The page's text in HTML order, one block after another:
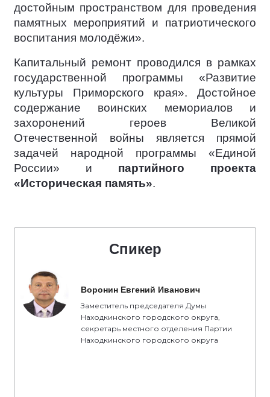
достойным пространством для проведения
памятных мероприятий и патриотического
воспитания молодёжи».
Капитальный ремонт проводился в рамках
государственной программы «Развитие
культуры Приморского края». Достойное
содержание воинских мемориалов и
захоронений героев Великой
Отечественной войны является прямой
задачей народной программы «Единой
России» и партийного проекта
«Историческая память».
Спикер
Воронин Евгений Иванович
Заместитель председателя Думы
Находкинского городского округа,
секретарь местного отделения Партии
Находкинского городского округа